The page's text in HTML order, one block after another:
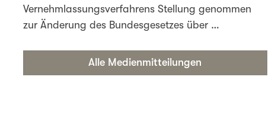
Vernehmlassungsverfahrens Stellung genommen
zur Änderung des Bundesgesetzes über …
Alle Medienmitteilungen